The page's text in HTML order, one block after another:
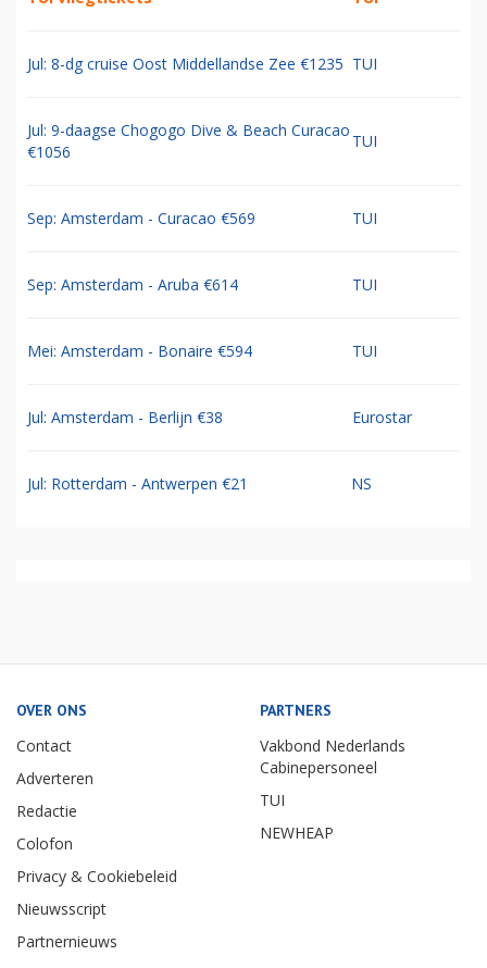
Jul: 8-dg cruise Oost Middellandse Zee €1235 TUI
Jul: 9-daagse Chogogo Dive & Beach Curacao
€1056
TUI
Sep: Amsterdam - Curacao €569 TUI
Sep: Amsterdam - Aruba €614 TUI
Mei: Amsterdam - Bonaire €594 TUI
Jul: Amsterdam - Berlijn €38 Eurostar
Jul: Rotterdam - Antwerpen €21 NS
OVER ONS
Contact
Adverteren
Redactie
Colofon
Privacy & Cookiebeleid
Nieuwsscript
Partnernieuws
PARTNERS
Vakbond Nederlands
Cabinepersoneel
TUI
NEWHEAP